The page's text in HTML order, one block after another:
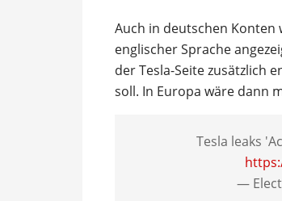
Auch in deutschen Konten
englischer Sprache
der Tesla-Seite zusätzlich
soll. In Europa wäre dann
Tesla leaks
—